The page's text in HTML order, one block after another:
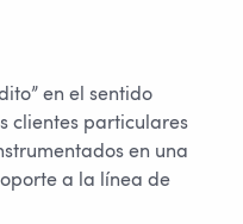
en el sentido
clientes particulares
en una
a la línea de